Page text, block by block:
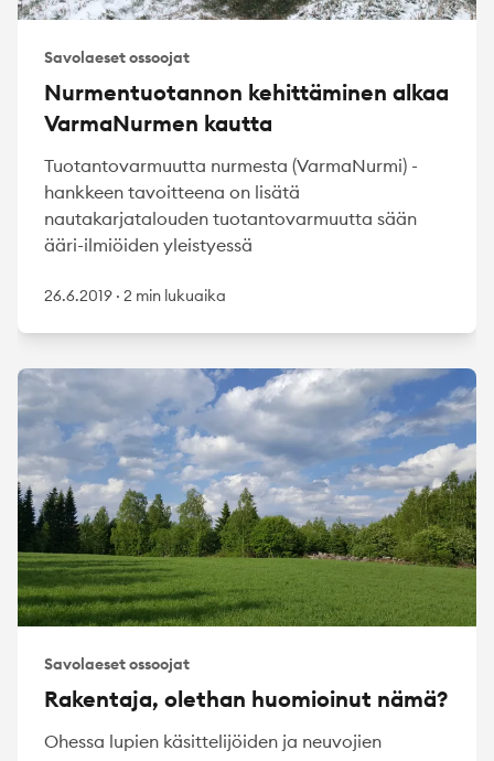
Savolaeset ossoojat
Nurmentuotannon kehittäminen alkaa
VarmaNurmen kautta
Tuotantovarmuutta nurmesta (VarmaNurmi) -
hankkeen tavoitteena on lisätä
nautakarjatalouden tuotantovarmuutta sään
ääri-ilmiöiden yleistyessä
26.6.2019 · 2 min lukuaika
Savolaeset ossoojat
Rakentaja, olethan huomioinut nämä?
Ohessa lupien käsittelijöiden ja neuvojien